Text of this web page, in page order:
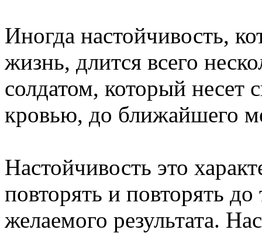
Иногда настойчивость,
жизнь, длится всего
солдатом, который несет
кровью, до ближайшего
Настойчивость это
повторять и повторять
желаемого результата.